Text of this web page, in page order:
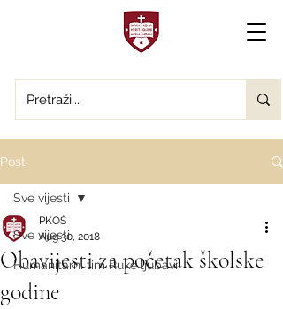
Post
Sve vijesti
Humanitarni tim Ruke ljubavi
Sve vijesti
Obavijesti za početak školske
godine
PKOŠ
Aug 30, 2018